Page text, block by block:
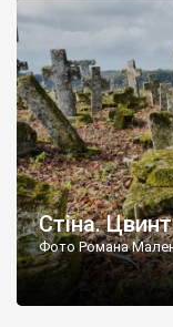
ньому чимало
Стіна.
Фото Романа